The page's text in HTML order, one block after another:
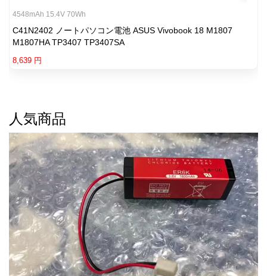
4548mAh 15.4V 70Wh
C41N2402 ノートパソコン電池 ASUS Vivobook 18 M1807
M1807HA TP3407 TP3407SA
8,639 円
人気商品